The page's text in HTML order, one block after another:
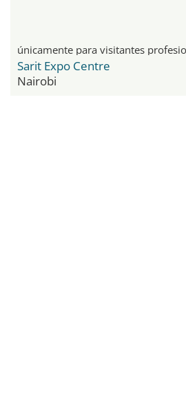
únicamente para visitantes
Sarit Expo Centre
Nairobi